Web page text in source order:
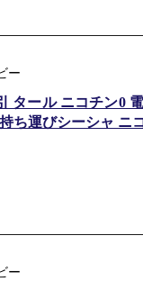
ー
タール ニコチン0
ち運びシーシャ ニ
ー